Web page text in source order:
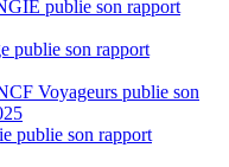
publie son rapport
publie son rapport
Voyageurs publie son
publie son rapport